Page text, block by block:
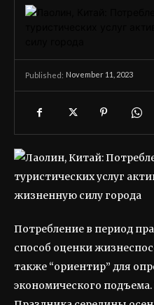
Published: November 11, 2023
Потребление в период
способ оценки
также “ориентир” для
экономического подъема.